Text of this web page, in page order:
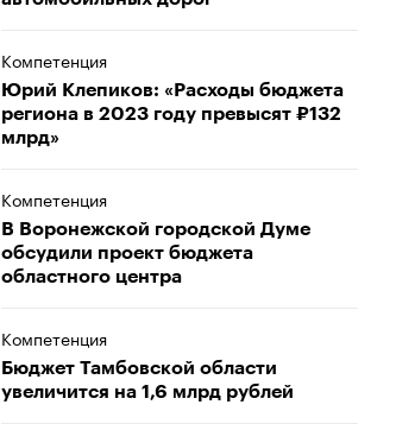
Компетенция
Юрий Клепиков: «Расходы бюджета
региона в 2023 году превысят ₽132
млрд»
Компетенция
В Воронежской городской Думе
обсудили проект бюджета
областного центра
Компетенция
Бюджет Тамбовской области
увеличится на 1,6 млрд рублей